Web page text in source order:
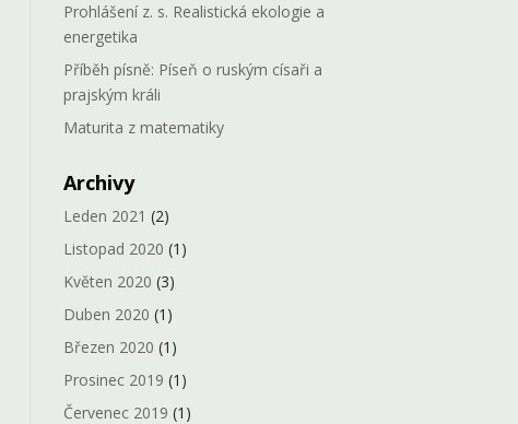
Prohlášení z. s. Realistická ekologie a
energetika
Příběh písně: Píseň o ruským císaři a
prajským králi
Maturita z matematiky
Archivy
Leden 2021 (2)
Listopad 2020 (1)
Květen 2020 (3)
Duben 2020 (1)
Březen 2020 (1)
Prosinec 2019 (1)
Červenec 2019 (1)